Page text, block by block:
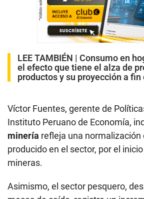
LEE TAMBIÉN | Consumo en
el efecto que tiene el alza de
productos y su proyección a fin
Víctor Fuentes, gerente de
Instituto Peruano de Economía,
minería refleja una normalización
producido en el sector, por el
mineras.
Asimismo, el sector pesquero,